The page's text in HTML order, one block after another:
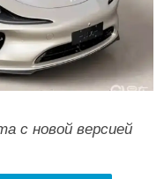
с новой версией